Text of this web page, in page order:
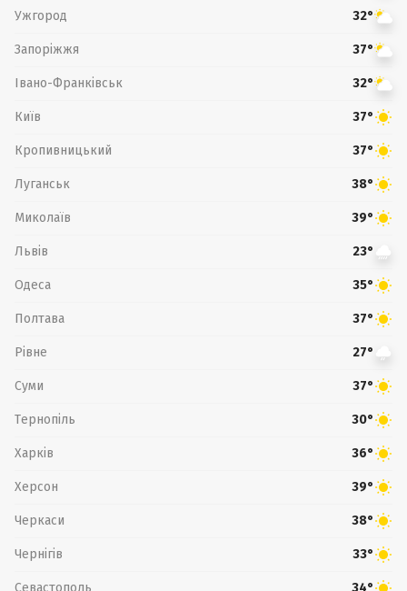
Ужгород 32°
Запоріжжя 37°
Івано-Франківськ 32°
Київ 37°
Кропивницький 37°
Луганськ 38°
Миколаїв 39°
Львів 23°
Одеса 35°
Полтава 37°
Рівне 27°
Суми 37°
Тернопіль 30°
Харків 36°
Херсон 39°
Черкаси 38°
Чернігів 33°
Севастополь 34°